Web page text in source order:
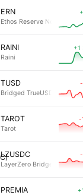
ERN
Ethos Reserve Note
RAINI
Raini
+1
TUSD
Bridged TrueUSD
TAROT
Tarot
-
LZUSDC
LayerZero Bridged USDC
PREMIA